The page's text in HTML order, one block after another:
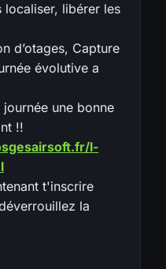
localiser, libérer les
d’otages, Capture
évolutive a
journée une bonne
!!
l-
t'inscrire
la